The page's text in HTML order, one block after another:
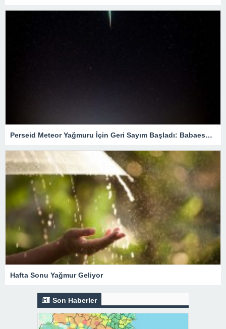
Perseid Meteor Yağmuru İçin Geri Sayım Başladı: Babaeski’de En İyi Nereden İzlenir?
Hafta Sonu Yağmur Geliyor
Son Haberler